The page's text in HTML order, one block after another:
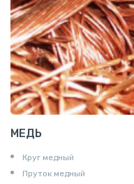
МЕДЬ
Круг медный
Пруток медный